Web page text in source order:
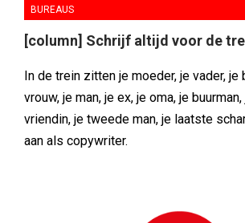
BUREAUS
[column] Schrijf altijd voor de
In de trein zitten je moeder, je vader, je
vrouw, je man, je ex, je oma, je
vriendin, je tweede man, je laatste
aan als copywriter.